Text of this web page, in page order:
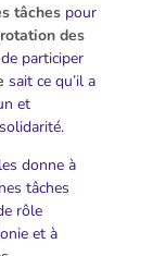
tâches pour
rotation des
participer
sait ce qu’il a
et
donne à
tâches
rôle
et à